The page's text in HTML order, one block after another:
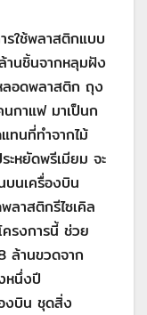
รใช้พลาสติกแบบ
านชิ้นจากหลุมฝัง
ลอดพลาสติก ถุง
กาแฟ มาเป็นก
ทนที่ทำจากไม้
ะหยัดพรีเมียม จะ
บนเครื่องบิน
าสติกรีไซเคิล
รงการนี้ ช่วย
ล้านขวดจาก
หนึ่งปี
งบิน ชุดสิ่ง